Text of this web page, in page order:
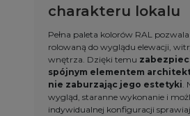
charakteru lokalu
Pełna paleta kolorów RAL
rolowaną do wyglądu elewacji,
wnętrza. Dzięki temu
spójnym elementem
nie zaburzając jego estetyki.
wygląd, staranne wykonanie i
indywidualnej konfiguracji